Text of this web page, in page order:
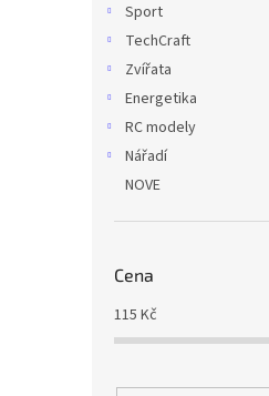
Sport
TechCraft
Zvířata
Energetika
RC modely
Nářadí
NOVE
Cena
115 Kč